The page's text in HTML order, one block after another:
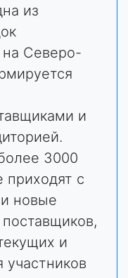
из
на Северо-
и
3000
приходят с
новые
и